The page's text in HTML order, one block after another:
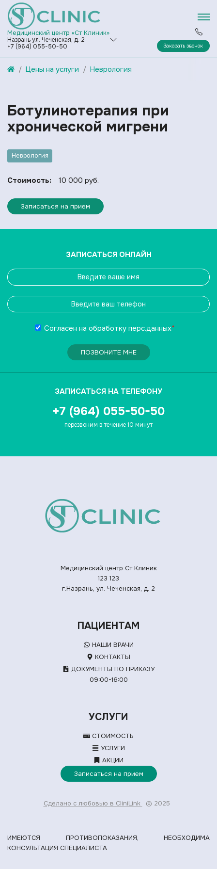
Медицинский центр «Ст Клиник»
Назрань ул. Чеченская, д. 2
+7 (964) 055-50-50
Заказать звонок
Цены на услуги Неврология
Ботулинотерапия при
хронической мигрени
Неврология
Стоимость: 10 000 руб.
Записаться на прием
ЗАПИСАТЬСЯ ОНЛАЙН
Согласен на обработку перс.данных*
ПОЗВОНИТЕ МНЕ
ЗАПИСАТЬСЯ НА ТЕЛЕФОНУ
+7 (964) 055-50-50
перезвоним в течение 10 минут
Медицинский центр Ст Клиник
123 123
г.Назрань, ул. Чеченская, д. 2
ПАЦИЕНТАМ
НАШИ ВРАЧИ
КОНТАКТЫ
ДОКУМЕНТЫ ПО ПРИКАЗУ
09:00-16:00
УСЛУГИ
СТОИМОСТЬ
УСЛУГИ
АКЦИИ
Записаться на прием
Сделано с любовью в CliniLink © 2025
ИМЕЮТСЯ ПРОТИВОПОКАЗАНИЯ, НЕОБХОДИМА
КОНСУЛЬТАЦИЯ СПЕЦИАЛИСТА